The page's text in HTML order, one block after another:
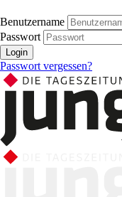
Benutzername
Passwort
Login
Passwort vergessen?